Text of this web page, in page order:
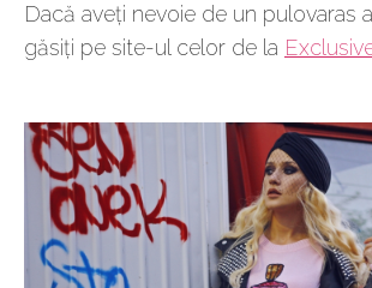
Dacă aveți nevoie de un pulovaras
găsiți pe site-ul celor de la